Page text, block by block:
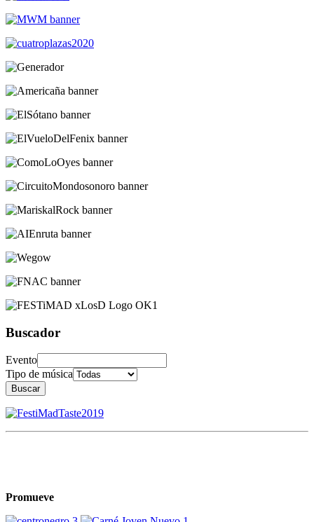
Buscador
Evento
Tipo de música
Buscar
Promueve